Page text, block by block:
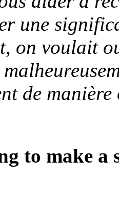
une
on voulait
de manière
to make